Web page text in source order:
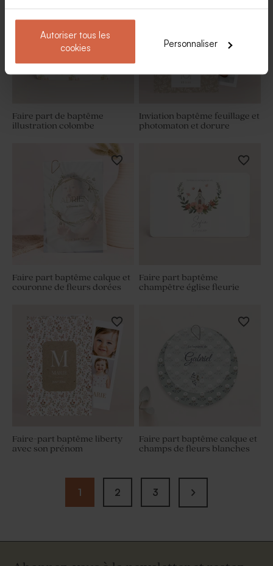
Autoriser tous les
cookies
Personnaliser
Faire part de baptême
illustration colombe
Inviation baptême feuillage et
photomaton et dorure
Faire part baptême calque et
couronne de fleurs dorées
Faire part baptême
champêtre église fleurie
Faire-part baptême liberty
avec son prénom
Faire part baptême calque et
champs de fleurs blanches
1 2 3